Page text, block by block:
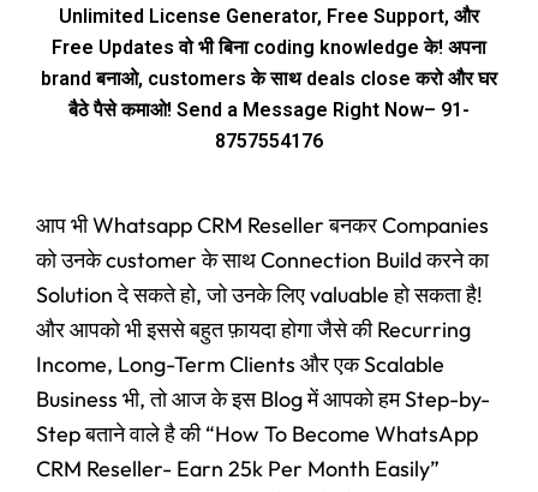
Unlimited License Generator, Free Support, और
Free Updates वो भी बिना coding knowledge के! अपना
brand बनाओ, customers के साथ deals close करो और घर
बैठे पैसे कमाओ! Send a Message Right Now– 91-
8757554176
आप भी Whatsapp CRM Reseller बनकर Companies
को उनके customer के साथ Connection Build करने का
Solution दे सकते हो, जो उनके लिए valuable हो सकता है!
और आपको भी इससे बहुत फ़ायदा होगा जैसे की Recurring
Income, Long-Term Clients और एक Scalable
Business भी, तो आज के इस Blog में आपको हम Step-by-
Step बताने वाले है की “How To Become WhatsApp
CRM Reseller- Earn 25k Per Month Easily”